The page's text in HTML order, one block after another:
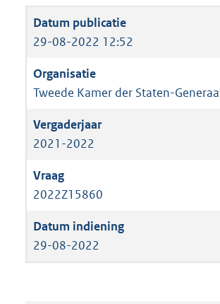
29-08-2022 12:52
Tweede Kamer der Staten-
2021-2022
2022Z15860
29-08-2022